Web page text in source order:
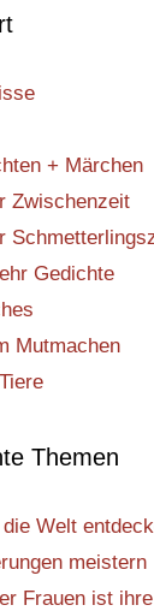
+ Märchen
Zwischenzeit
Gedichte
Mutmachen
Themen
Welt
meistern
Frauen ist ihre